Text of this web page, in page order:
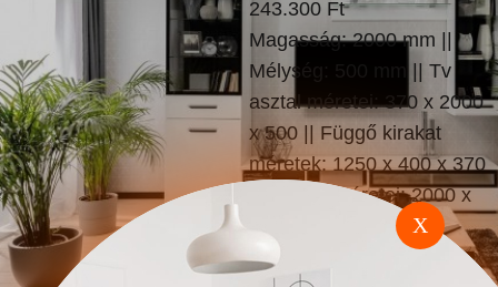
243.300 Ft
Magasság: 2000 mm ||
Mélység: 500 mm || Tv
asztal méretei: 370 x 2000
x 500 || Függő kirakat
méretek: 1250 x 400 x 370
|| Kirakat méretei: 2000 x
600 x 400 || Függő
polcméretek: 250 x 1000 x
X